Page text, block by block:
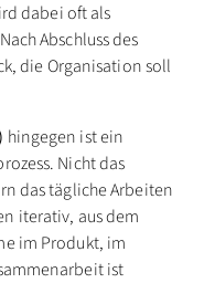
dabei oft als
Abschluss des
die Organisation soll
hingegen ist ein
Nicht das
das tägliche Arbeiten
iterativ, aus dem
im Produkt, im
ist